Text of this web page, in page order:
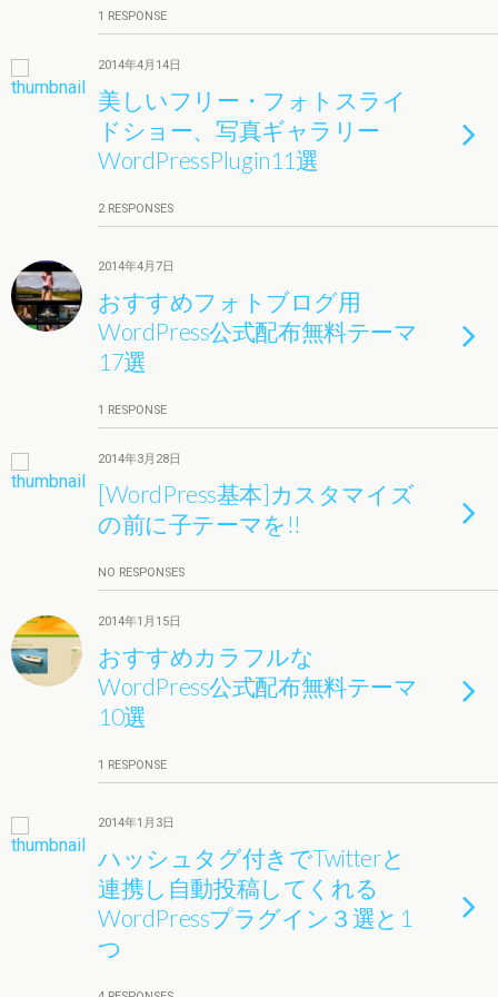
1 RESPONSE
2014年4月14日
美しいフリー・フォトスライ
ドショー、写真ギャラリー
WordPressPlugin11選
2 RESPONSES
2014年4月7日
おすすめフォトブログ用
WordPress公式配布無料テーマ
17選
1 RESPONSE
2014年3月28日
[WordPress基本]カスタマイズ
の前に子テーマを!!
NO RESPONSES
2014年1月15日
おすすめカラフルな
WordPress公式配布無料テーマ
10選
1 RESPONSE
2014年1月3日
ハッシュタグ付きでTwitterと
連携し自動投稿してくれる
WordPressプラグイン３選と1
つ